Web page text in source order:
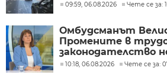
09:59, 06.08.2026 Чете се за:
Омбудсманът
Промените в
законодателство
правят през
10:18, 06.08.2026 Чете се за: